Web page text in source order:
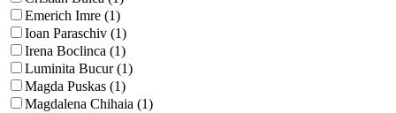
Emerich Imre (1)
Ioan Paraschiv (1)
Irena Boclinca (1)
Luminita Bucur (1)
Magda Puskas (1)
Magdalena Chihaia (1)